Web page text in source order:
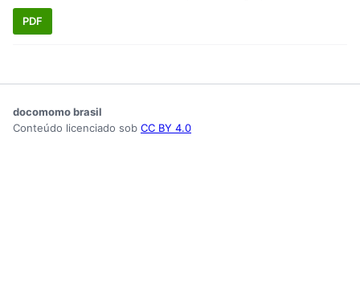
PDF
docomomo brasil
Conteúdo licenciado sob CC BY 4.0